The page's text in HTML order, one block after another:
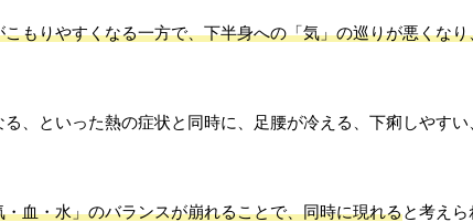
もりやすくなる一方で、下半身への「気」の巡りが悪くな
、といった熱の症状と同時に、足腰が冷える、下痢しやすい
血・水」のバランスが崩れることで、同時に現れると考えら